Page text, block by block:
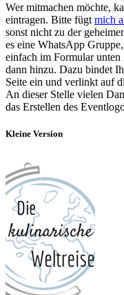
Wer mitmachen möchte,
eintragen. Bitte fügt mich
sonst nicht zu der
es eine WhatsApp
einfach im Formular
dann hinzu. Dazu bindet
Seite ein und verlinkt auf
An dieser Stelle vielen
das Erstellen des
Kleine Version